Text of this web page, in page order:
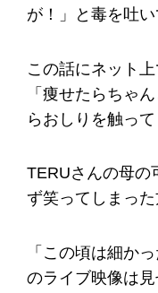
が！」と毒を吐い
この話にネット
「痩せたらちゃ
らおしりを触っ
TERUさんの母の
ず笑ってしまった
「この頃は細か
のライブ映像は見